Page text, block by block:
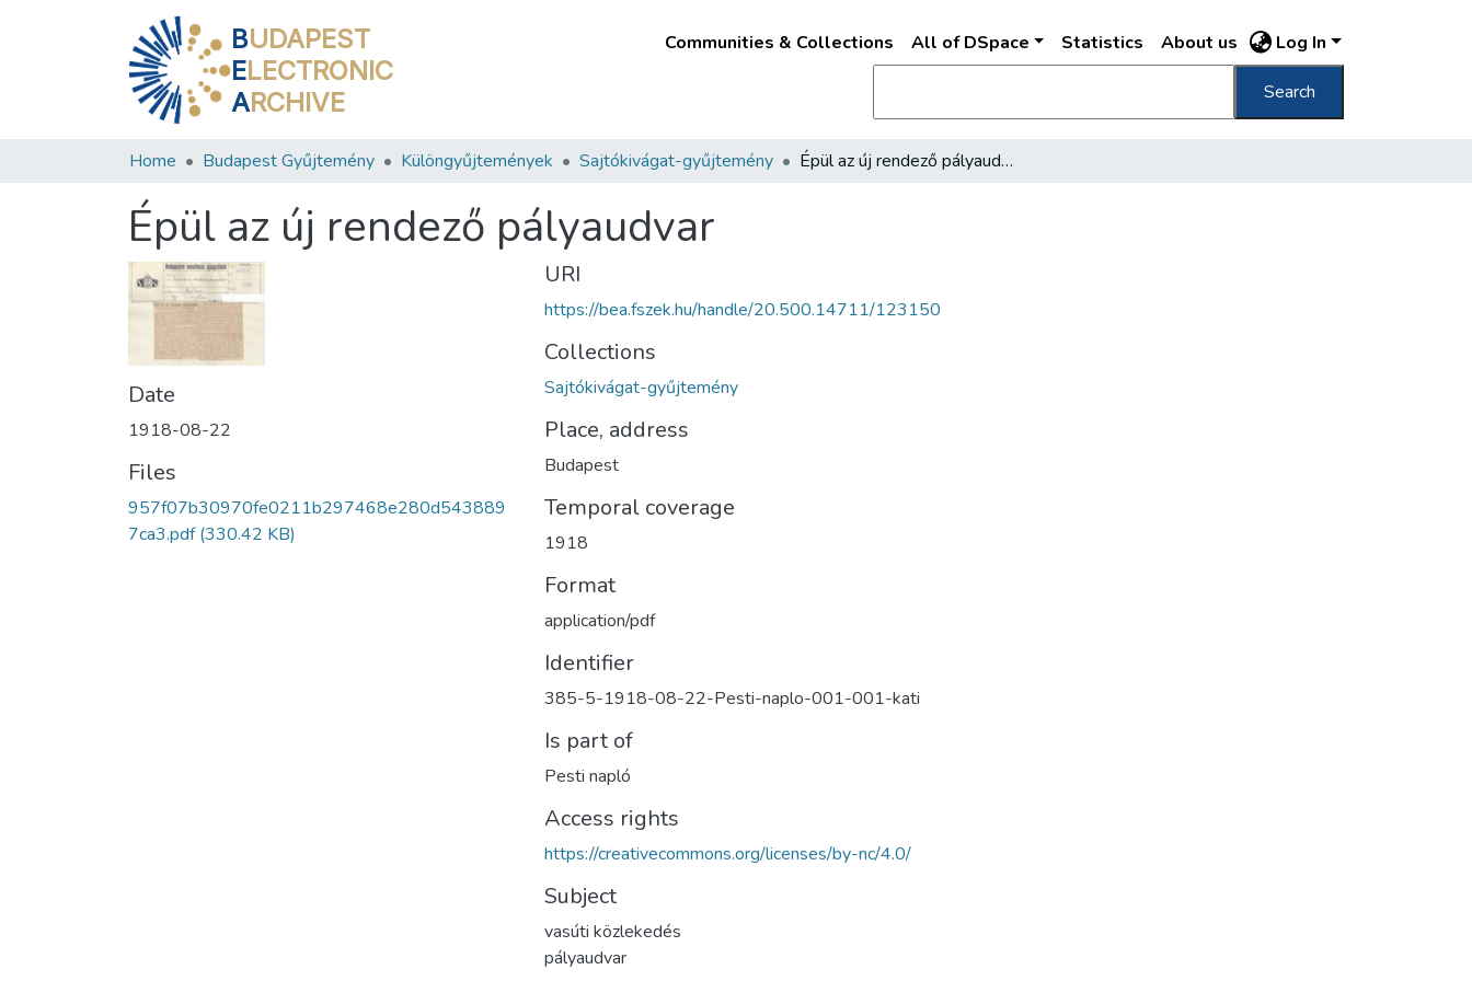
BUDAPEST
ELECTRONIC
ARCHIVE
Communities & Collections All of DSpace Statistics About us Log In
Search
Home Budapest Gyűjtemény Különgyűjtemények Sajtókivágat-gyűjtemény Épül az új rendező pályaudvar
Épül az új rendező pályaudvar
Date
1918-08-22
Files
957f07b30970fe0211b297468e280d543889
7ca3.pdf(330.42 KB)
URI
https://bea.fszek.hu/handle/20.500.14711/123150
Collections
Sajtókivágat-gyűjtemény
Place, address
Budapest
Temporal coverage
1918
Format
application/pdf
Identifier
385-5-1918-08-22-Pesti-naplo-001-001-kati
Is part of
Pesti napló
Access rights
https://creativecommons.org/licenses/by-nc/4.0/
Subject
vasúti közlekedés
pályaudvar